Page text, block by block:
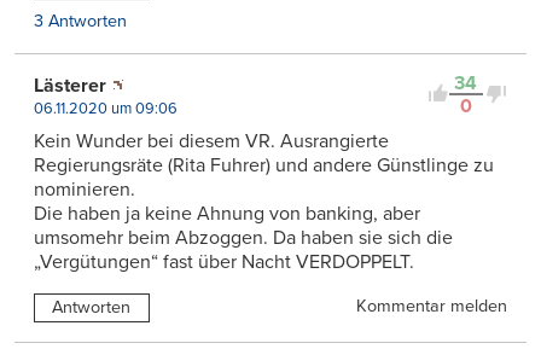
3 Antworten
34
0
Lästerer
06.11.2020 um 09:06
Kein Wunder bei diesem VR. Ausrangierte
Regierungsräte (Rita Fuhrer) und andere Günstlinge zu
nominieren.
Die haben ja keine Ahnung von banking, aber
umsomehr beim Abzoggen. Da haben sie sich die
„Vergütungen“ fast über Nacht VERDOPPELT.
Antworten Kommentar melden